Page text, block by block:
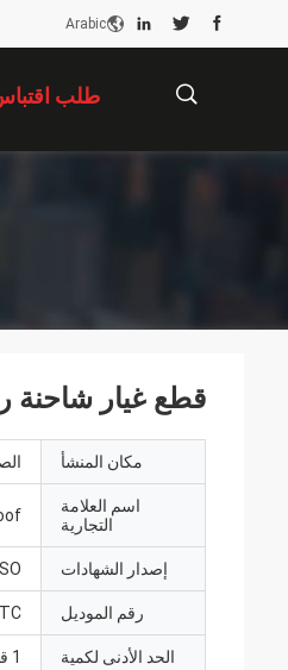
Arabic
طلب
قطع غيار شاحنة
مكان المنشأ
اسم العلامة
التجارية
إصدار الشهادات ISO
رقم الموديل
الحد الأدنى لكمية 1 قطعة